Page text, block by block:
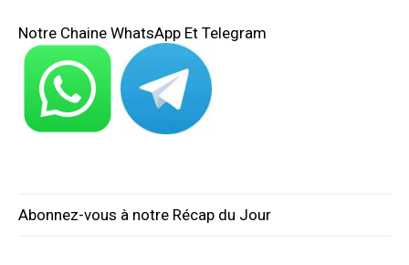
Notre Chaine WhatsApp Et Telegram
Abonnez-vous à notre Récap du Jour